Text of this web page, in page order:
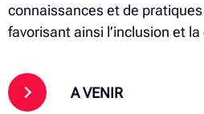
connaissances et de
favorisant ainsi l’inclusion et
A VENIR